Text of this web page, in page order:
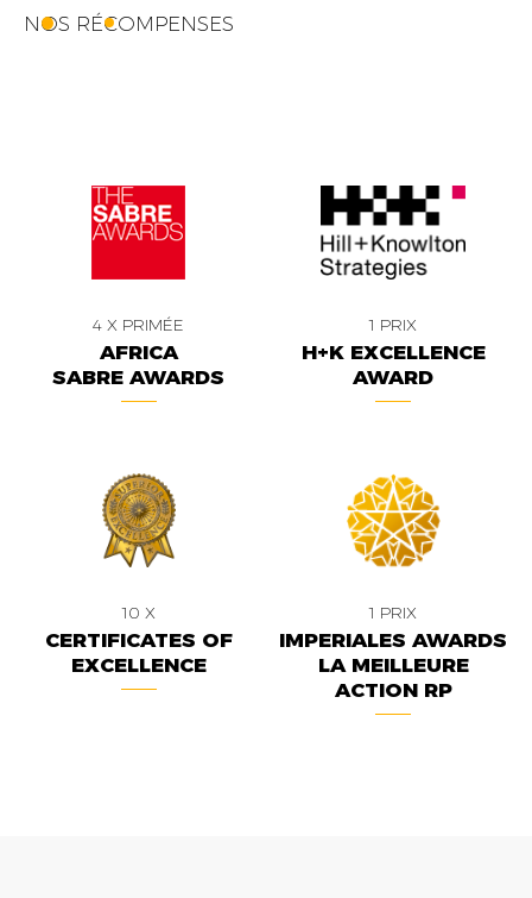
NOS RÉCOMPENSES
4 X PRIMÉE
AFRICA
SABRE AWARDS
1 PRIX
H+K EXCELLENCE
AWARD
10 X
CERTIFICATES OF
EXCELLENCE
1 PRIX
IMPERIALES AWARDS
LA MEILLEURE
ACTION RP